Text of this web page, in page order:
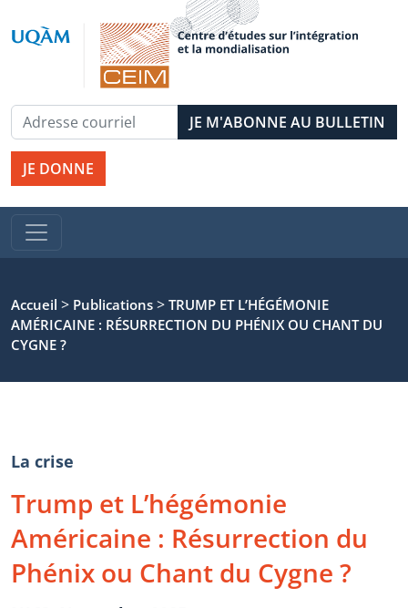
JE DONNE
Accueil > Publications > TRUMP ET L’HÉGÉMONIE
AMÉRICAINE : RÉSURRECTION DU PHÉNIX OU CHANT DU
CYGNE ?
La crise
Trump et L’hégémonie
Américaine : Résurrection du
Phénix ou Chant du Cygne ?